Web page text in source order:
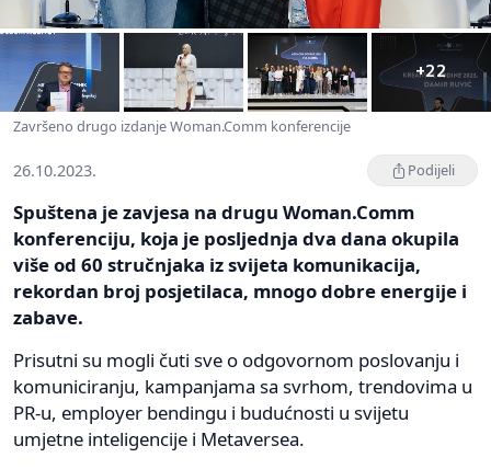
+22
Završeno drugo izdanje Woman.Comm konferencije
26.10.2023. Podijeli
Spuštena je zavjesa na drugu Woman.Comm
konferenciju, koja je posljednja dva dana okupila
više od 60 stručnjaka iz svijeta komunikacija,
rekordan broj posjetilaca, mnogo dobre energije i
zabave.
Prisutni su mogli čuti sve o odgovornom poslovanju i
komuniciranju, kampanjama sa svrhom, trendovima u
PR-u, employer bendingu i budućnosti u svijetu
umjetne inteligencije i Metaversea.